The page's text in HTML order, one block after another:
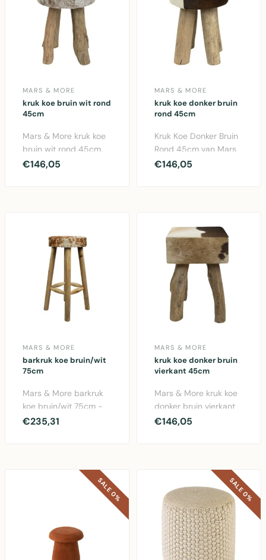
MARS & MORE
kruk koe bruin wit rond
45cm
Mars & More kruk koe
bruin wit rond 45cm.
Decoratieve
€146,05
MARS & MORE
kruk koe donker bruin
rond 45cm
Kruk Koe Donker Bruin
Rond 45cm van Mars
& More. Stoere
€146,05
MARS & MORE
barkruk koe bruin/wit
75cm
Mars & More barkruk
koe bruin/wit 75cm -
Stijlvolle zitplaats met
€235,31
MARS & MORE
kruk koe donker bruin
vierkant 45cm
Mars & More kruk koe
donker bruin vierkant
45cm. Authentieke
€146,05
SALE 0% SALE 0%